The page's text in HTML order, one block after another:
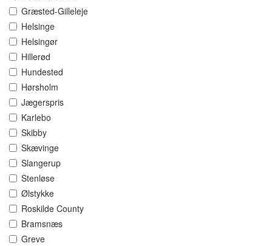
Græsted-Gilleleje
Helsinge
Helsingør
Hillerød
Hundested
Hørsholm
Jægerspris
Karlebo
Skibby
Skævinge
Slangerup
Stenløse
Ølstykke
Roskilde County
Bramsnæs
Greve